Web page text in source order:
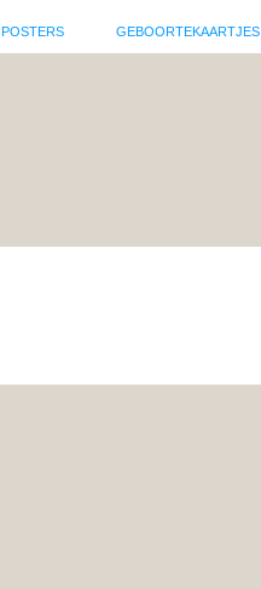
POSTERS GEBOORTEKAARTJES